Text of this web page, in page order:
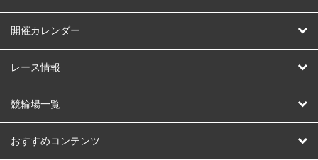
はじめての方へ
開催カレンダー
競輪
オートレース
競輪くじ
レース情報
レース予想
レース結果
競輪場一覧
北日本 函館競輪場
おすすめコンテンツ